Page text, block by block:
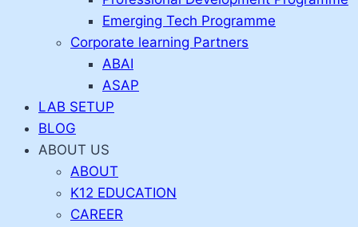
Emerging Tech Programme
Corporate learning Partners
ABAI
ASAP
LAB SETUP
BLOG
ABOUT US
ABOUT
K12 EDUCATION
CAREER